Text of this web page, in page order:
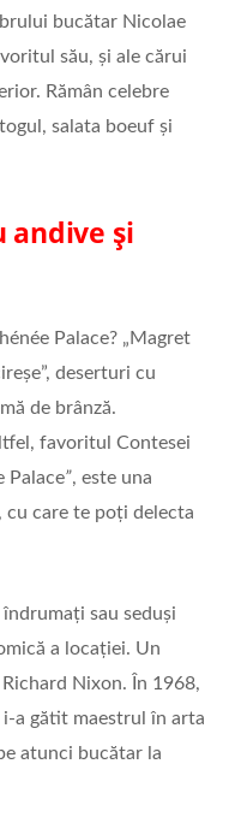
bucătar Nicolae
său, și ale cărui
Rămân celebre
salata boeuf și
andive și
Palace? „Magret
deserturi cu
de brânză.
favoritul Contesei
Palace”, este una
care te poți delecta
sau seduși
a locației. Un
Nixon. În 1968,
i-a gătit maestrul în arta
atunci bucătar la